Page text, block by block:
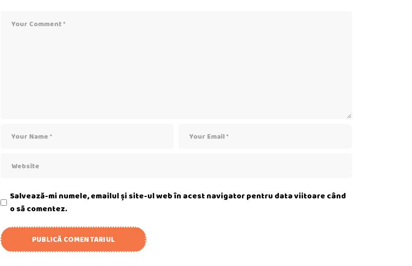
Salvează-mi numele, emailul și site-ul web în acest navigator pentru data viitoare când
o să comentez.
PUBLICĂ COMENTARIUL